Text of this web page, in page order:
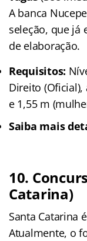
A banca
seleção, que já
de elaboração.
Requisitos:
Direito
e 1,55 m
Saiba mais
10.
Catarina)
Santa Catarina
Atualmente, o